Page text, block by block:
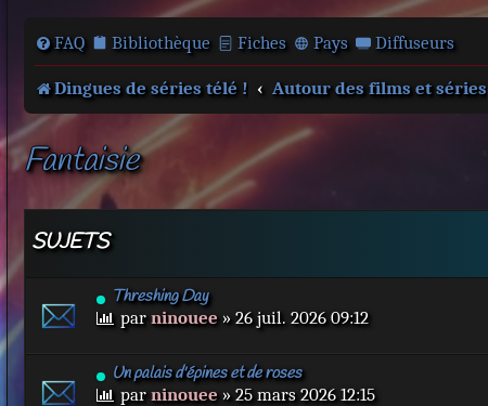
FAQ Bibliothèque Fiches Pays Diffuseurs
Dingues de séries télé ! Autour des films et séries
Fantaisie
SUJETS
Threshing Day
par ninouee » 26 juil. 2026 09:12
Un palais d'épines et de roses
par ninouee » 25 mars 2026 12:15